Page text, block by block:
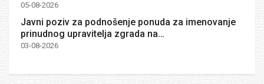
05-08-2026
Javni poziv za podnošenje ponuda za imenovanje
prinudnog upravitelja zgrada na…
03-08-2026